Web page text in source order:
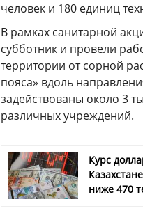
человек и 180 единиц
В рамках санитарной
субботник и провели
территории от сорной
пояса» вдоль
задействованы около 3
различных учреждений.
Курс
ниже 470